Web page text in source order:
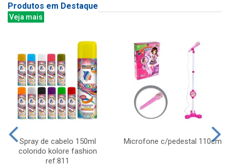
Produtos em Destaque
Veja mais
Spray de cabelo 150ml
colorido kolore fashion
ref:811
Microfone c/pedestal 110cm